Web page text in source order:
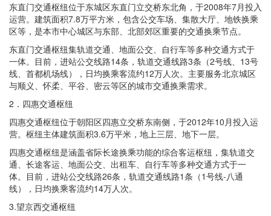
东直门交通枢纽位于东城区东直门立交桥东北角，于2008年7月投入
运营。建筑面积7.8万平方米，包含公交车场、集散大厅、地铁换乘
区等，是本市中心城区与东部、北部郊区重要的交通换乘节点。
东直门交通枢纽集轨道交通、地面公交、自行车等多种交通方式于
一体。目前，进站公交线路14条，轨道交通线路3条（2号线、13号
线、首都机场线），日均换乘客流约12万人次。主要服务北京城区
与顺义、怀柔、平谷、密云等区的城市交通换乘需求。
2．四惠交通枢纽
四惠交通枢纽位于朝阳区四惠立交桥东南侧，于2012年10月投入运
营。枢纽主体建筑面积3.6万平米，地上三层、地下一层。
四惠交通枢纽是涵盖省际长途换乘功能的综合客运枢纽，集轨道交
通、长途客运、地面公交、出租车、自行车等多种交通方式于一
体。目前，进站公交线路26条，轨道交通线路1条（1号线-八通
线），日均换乘客流约14万人次。
3.望京西交通枢纽